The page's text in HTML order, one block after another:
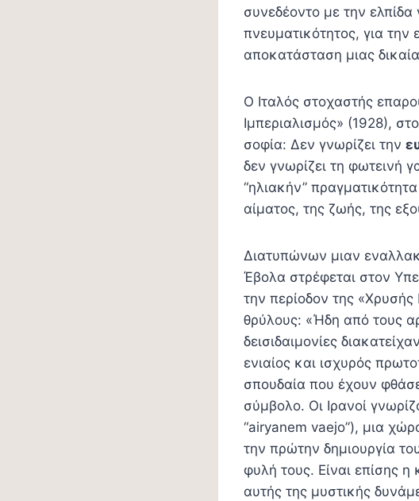
συνεδέοντο με την
πνευματικότητος, για
αποκατάσταση μιας
Ο Ιταλός στοχαστής
Ιμπεριαλισμός» (1928),
σοφία: Δεν γνωρίζει την
δεν γνωρίζει τη φωτεινή
“ηλιακήν”
αίματος, της ζωής, της
Διατυπώνων μιαν
Έβολα στρέφεται στον
την περίοδον της
θρύλους: «Ήδη από τους
δεισιδαιμονίες
ενιαίος και ισχυρός
σπουδαία που έχουν
σύμβολο. Οι Ιρανοί
“airyanem vaejo”), μια
την πρώτην δημιουργία
φυλή τους. Είναι επίσης
αυτής της μυστικής